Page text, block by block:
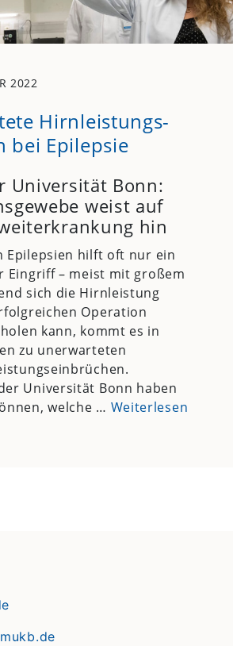
2022
Hirnleistungs-
bei Epilepsie
Universität Bonn:
weist auf
hin
Epilepsien hilft oft nur ein
Eingriff – meist mit großem
sich die Hirnleistung
Operation
kann, kommt es in
zu unerwarteten
Universität Bonn haben
welche … Weiterlesen